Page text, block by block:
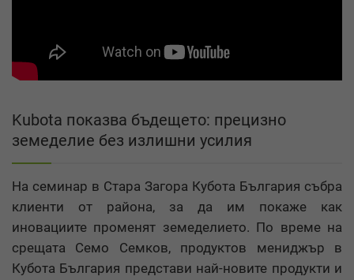
Kubota показва бъдещето: прецизно
земеделие без излишни усилия
На семинар в Стара Загора Кубота България събра
клиенти от района, за да им покаже как
иновациите променят земеделието. По време на
срещата Семо Семков, продуктов мениджър в
Кубота България представи най-новите продукти и